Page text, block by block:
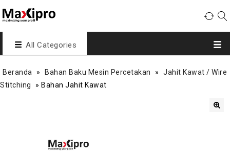
All Categories
Beranda » Bahan Baku Mesin Percetakan »
Jahit Kawat / Wire
Stitching
» Bahan Jahit Kawat